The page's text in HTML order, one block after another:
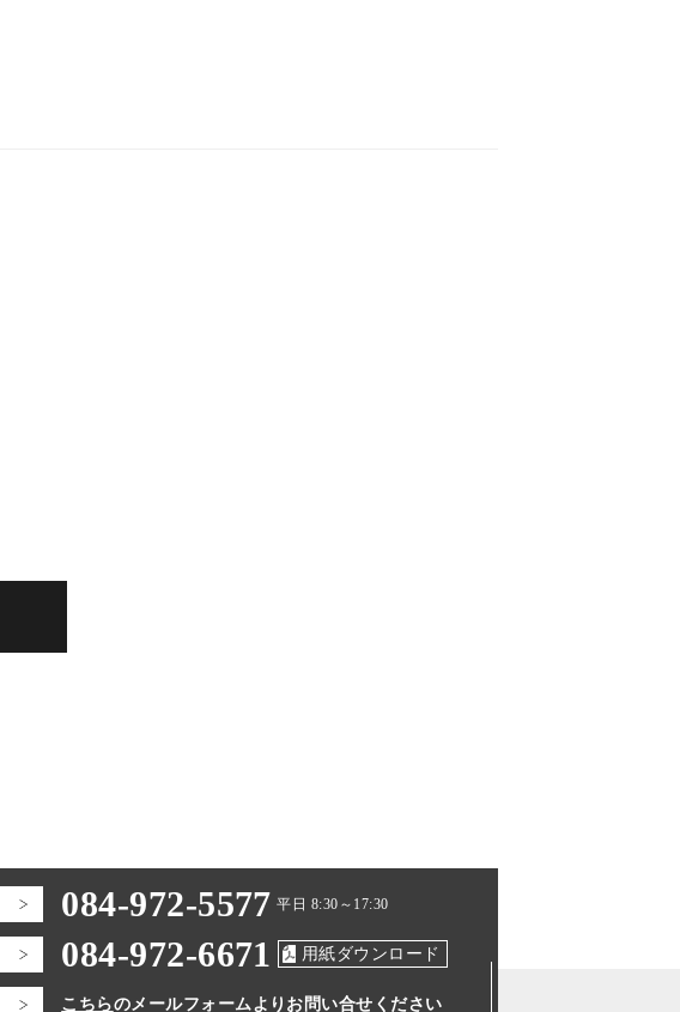
084-972-5577 平日 8:30～17:30
084-972-6671 用紙ダウンロード
こちらのメールフォームより お問い合せください